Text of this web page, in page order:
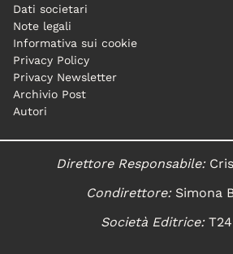
Dati societari
Note legali
Informativa sui cookie
Privacy Policy
Privacy Newsletter
Archivio Post
Autori
Direttore Responsabile:
Condirettore:Simona
Società Editrice:T24